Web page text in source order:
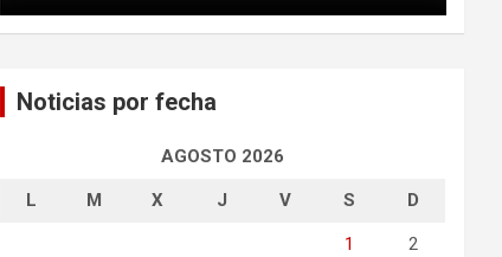
Noticias por fecha
AGOSTO 2026
L M X J V S D
1 2